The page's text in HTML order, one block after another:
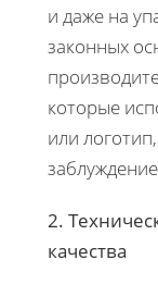
и даже на
законных
которые
или
2.
качества